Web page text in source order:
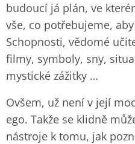
budoucí já plán, ve
vše, co potřebujeme,
Schopnosti, vědomé
filmy, symboly, sny,
mystické zážitky …
Ovšem, už není v její
ego. Takže se klidně
nástroje k tomu, jak